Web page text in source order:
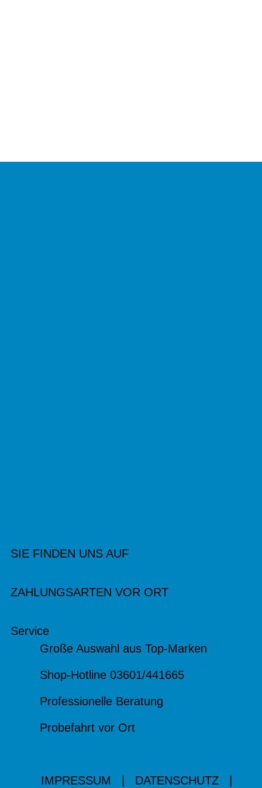
SIE FINDEN UNS AUF
ZAHLUNGSARTEN VOR ORT
Service
Große Auswahl aus Top-Marken
Shop-Hotline 03601/441665
Professionelle Beratung
Probefahrt vor Ort
IMPRESSUM DATENSCHUTZ